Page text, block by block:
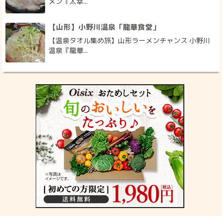
【山形】小野川温泉「龍華食堂」
【温泉タオル集め旅】山形ラーメンチャンス 小野川
温泉『龍華...